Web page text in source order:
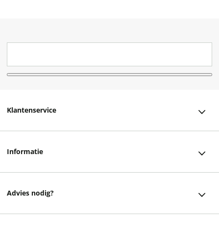
Klantenservice
Informatie
Advies nodig?